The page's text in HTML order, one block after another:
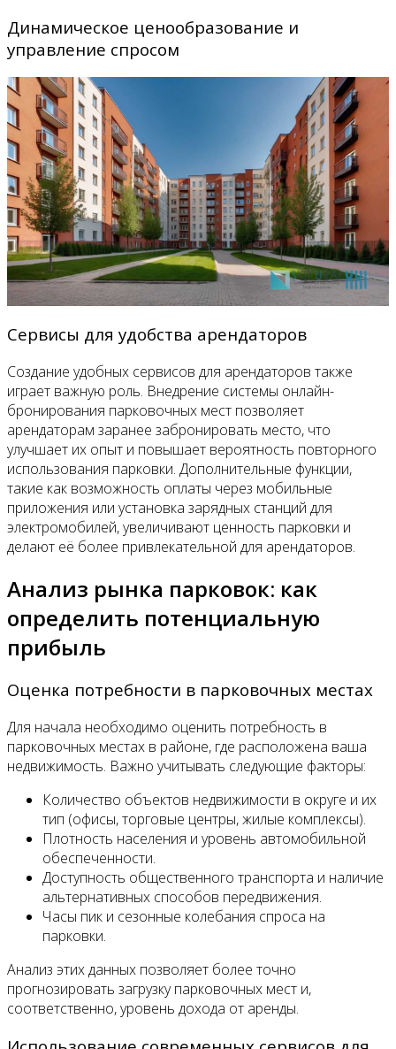
Динамическое ценообразование и
управление спросом
Сервисы для удобства арендаторов
Создание удобных сервисов для арендаторов также
играет важную роль. Внедрение системы онлайн-
бронирования парковочных мест позволяет
арендаторам заранее забронировать место, что
улучшает их опыт и повышает вероятность повторного
использования парковки. Дополнительные функции,
такие как возможность оплаты через мобильные
приложения или установка зарядных станций для
электромобилей, увеличивают ценность парковки и
делают её более привлекательной для арендаторов.
Анализ рынка парковок: как
определить потенциальную
прибыль
Оценка потребности в парковочных местах
Для начала необходимо оценить потребность в
парковочных местах в районе, где расположена ваша
недвижимость. Важно учитывать следующие факторы:
Количество объектов недвижимости в округе и их
тип (офисы, торговые центры, жилые комплексы).
Плотность населения и уровень автомобильной
обеспеченности.
Доступность общественного транспорта и наличие
альтернативных способов передвижения.
Часы пик и сезонные колебания спроса на
парковки.
Анализ этих данных позволяет более точно
прогнозировать загрузку парковочных мест и,
соответственно, уровень дохода от аренды.